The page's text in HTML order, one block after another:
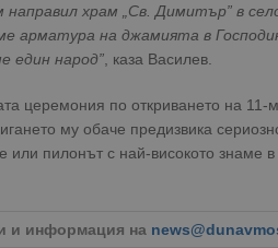
направил храм „Св. Димитър” в
арматура на джамията в
един народ” , каза Василев.
церемония по откриването на 11-
му обаче предизвика
или пилонът с най-високото знаме
и информация на